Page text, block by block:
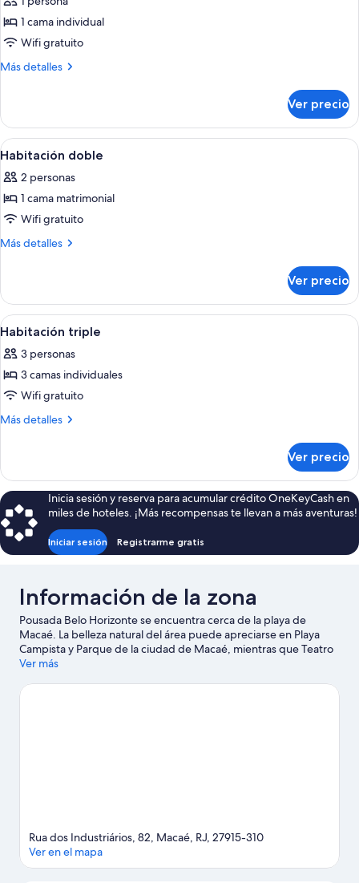
las
fotos
de
Habitación
1 cama individual
Wifi gratuito
Más detalles
Más
individual
Ver precio
Abrir
todas
las
fotos
de
Habitación
Un dormitorio con cama, ventilador
5
Habitación doble
2 personas
1 cama matrimonial
Wifi gratuito
Más detalles
Más
doble
Ver precio
Abrir
todas
las
fotos
de
Habitación
Un dormitorio pequeño y sencillo
4
Habitación triple
3 personas
3 camas individuales
Wifi gratuito
Más detalles
Más
triple
Ver precio
Inicia sesión y reserva para acumular crédito OneKeyCash en
miles de hoteles. ¡Más recompensas te llevan a más aventuras!
Iniciar sesión Registrarme gratis
Información de la zona
Pousada Belo Horizonte se encuentra cerca de la playa de
Macaé. La belleza natural del área puede apreciarse en Playa
Campista y Parque de la ciudad de Macaé, mientras que Teatro
Municipal y Organización SESI en Macaé son lugares culturales
Ver más
Rua dos Industriários, 82, Macaé, RJ, 27915-310
Ver en el mapa